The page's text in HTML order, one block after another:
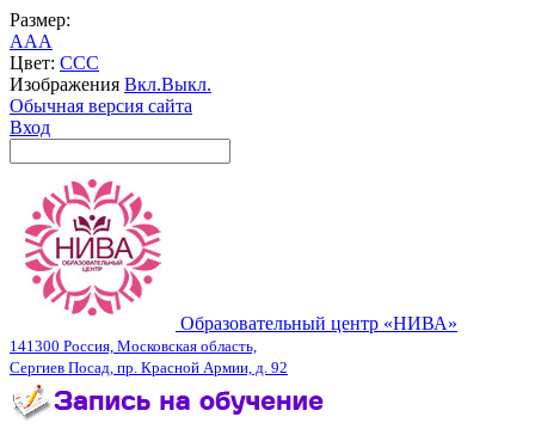
Размер:
AAA
Цвет: CCC
Изображения Вкл.Выкл.
Обычная версия сайта
Вход
Образовательный центр «НИВА»
141300 Россия, Московская область,
Сергиев Посад, пр. Красной Армии, д. 92